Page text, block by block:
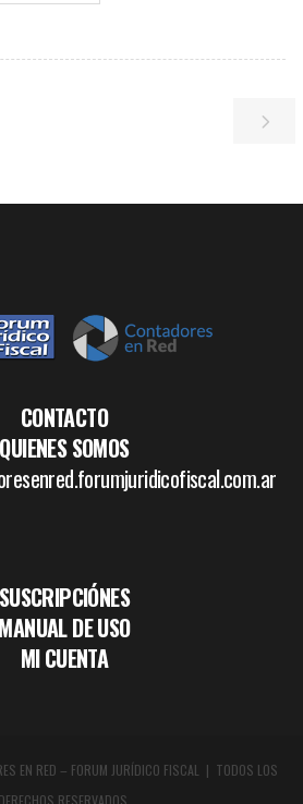
CONTACTO
QUIENES SOMOS
SUSCRIPCIÓNES
MANUAL DE USO
MI CUENTA
EN RED – FORUM JURÍDICO FISCAL | TODOS LOS
DERECHOS RESERVADOS.